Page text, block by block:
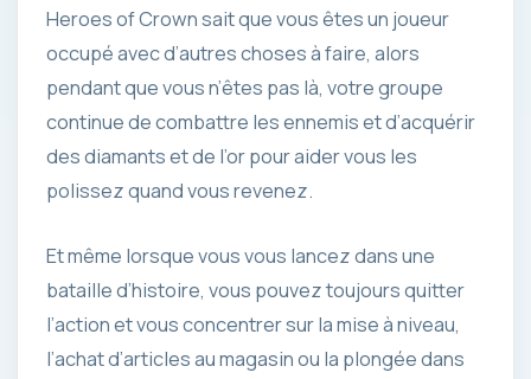
Heroes of Crown sait que vous êtes un joueur
occupé avec d’autres choses à faire, alors
pendant que vous n’êtes pas là, votre groupe
continue de combattre les ennemis et d’acquérir
des diamants et de l’or pour aider vous les
polissez quand vous revenez.
Et même lorsque vous vous lancez dans une
bataille d’histoire, vous pouvez toujours quitter
l’action et vous concentrer sur la mise à niveau,
l’achat d’articles au magasin ou la plongée dans